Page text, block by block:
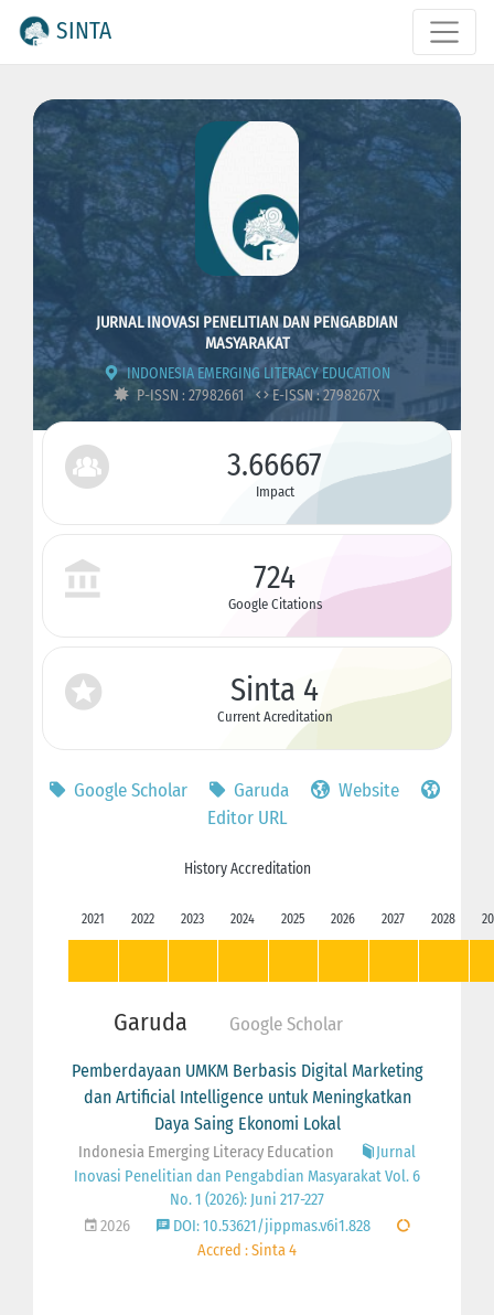
SINTA
JURNAL INOVASI PENELITIAN DAN PENGABDIAN
MASYARAKAT
INDONESIA EMERGING LITERACY EDUCATION
P-ISSN : 27982661
E-ISSN : 2798267X
3.66667
Impact
724
Google Citations
Sinta 4
Current Acreditation
Google Scholar Garuda
Website
Editor URL
History Accreditation
2021 2022 2023 2024 2025 2026 2027 2028
Garuda Google Scholar
Pemberdayaan UMKM Berbasis Digital Marketing
dan Artificial Intelligence untuk Meningkatkan
Daya Saing Ekonomi Lokal
Indonesia Emerging Literacy Education
Jurnal
Inovasi Penelitian dan Pengabdian Masyarakat Vol. 6
No. 1 (2026): Juni 217-227
2026
DOI: 10.53621/jippmas.v6i1.828
Accred : Sinta 4